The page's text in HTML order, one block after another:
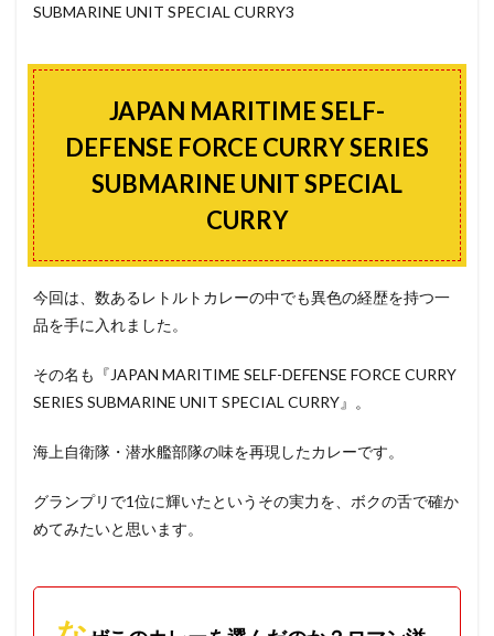
SUBMARINE UNIT SPECIAL CURRY3
JAPAN MARITIME SELF-
DEFENSE FORCE CURRY SERIES
SUBMARINE UNIT SPECIAL
CURRY
今回は、数あるレトルトカレーの中でも異色の経歴を持つ一
品を手に入れました。
その名も『JAPAN MARITIME SELF-DEFENSE FORCE CURRY
SERIES SUBMARINE UNIT SPECIAL CURRY』。
海上自衛隊・潜水艦部隊の味を再現したカレーです。
グランプリで1位に輝いたというその実力を、ボクの舌で確か
めてみたいと思います。